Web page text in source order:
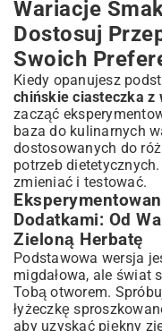
Wariacje
Dostosuj
Swoich
Kiedy opanujesz
chińskie ciasteczka z
zacząć
baza do kulinarnych
dostosowanych do
potrzeb
zmieniać i testować.
Dodatkami: Od
Zieloną Herbatę
Podstawowa wersja
migdałowa, ale świat
Tobą otworem.
łyżeczkę
aby uzyskać piękny